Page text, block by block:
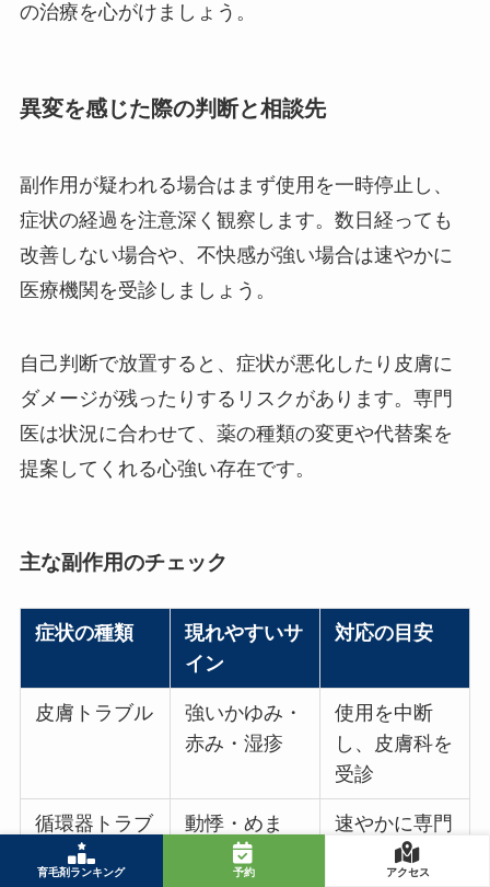
育毛剤ランキング 予約 アクセス
の治療を心がけましょう。
異変を感じた際の判断と相談先
副作用が疑われる場合はまず使用を一時停止し、
症状の経過を注意深く観察します。数日経っても
改善しない場合や、不快感が強い場合は速やかに
医療機関を受診しましょう。
自己判断で放置すると、症状が悪化したり皮膚に
ダメージが残ったりするリスクがあります。専門
医は状況に合わせて、薬の種類の変更や代替案を
提案してくれる心強い存在です。
主な副作用のチェック
症状の種類
現れやすいサ
イン
対応の目安
皮膚トラブル
強いかゆみ・
赤み・湿疹
使用を中断
し、皮膚科を
受診
循環器トラブ
動悸・めま
い・胸の痛み
速やかに専門
医へ相談